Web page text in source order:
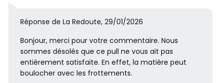
Réponse de La Redoute, 29/01/2026
Bonjour, merci pour votre commentaire. Nous
sommes désolés que ce pull ne vous ait pas
entièrement satisfaite. En effet, la matière peut
boulocher avec les frottements.